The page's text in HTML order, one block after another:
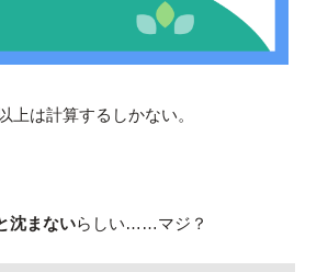
上は計算するしかない。
沈まないらしい……マジ？